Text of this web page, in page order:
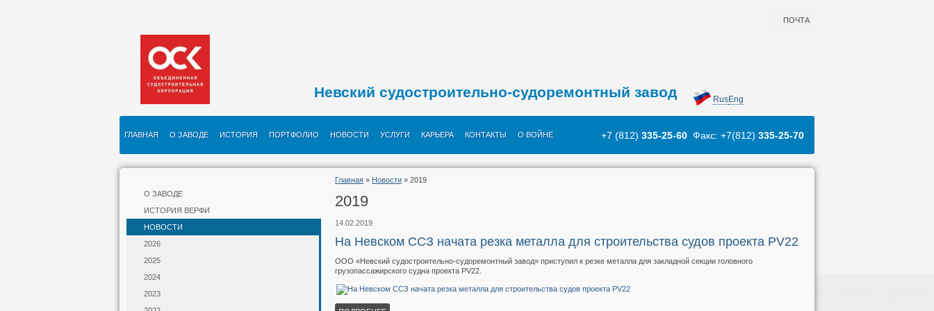
ПОЧТА
Невский судостроительно-судоремонтный завод RusEng
ГЛАВНАЯ О ЗАВОДЕ ИСТОРИЯ ПОРТФОЛИО НОВОСТИ УСЛУГИ КАРЬЕРА КОНТАКТЫ О ВОЙНЕ +7 (812) 335-25-60 Факс: +7(812) 335-25-70
О ЗАВОДЕ
ИСТОРИЯ ВЕРФИ
НОВОСТИ
2026
2025
2024
2023
Главная » Новости » 2019
2019
14.02.2019
На Невском ССЗ начата резка металла для строительства судов проекта PV22
ООО «Невский судостроительно-судоремонтный завод» приступил к резке металла для закладной секции головного
грузопассажирского судна проекта PV22.